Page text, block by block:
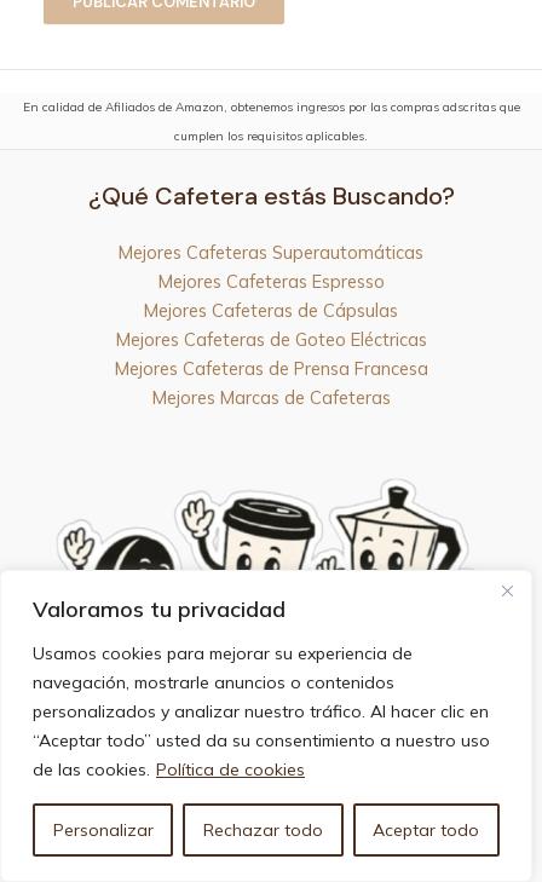
Valoramos tu privacidad
Usamos cookies para mejorar su experiencia de
navegación, mostrarle anuncios o contenidos
personalizados y analizar nuestro tráfico. Al hacer clic en
“Aceptar todo” usted da su consentimiento a nuestro uso
de las cookies. Política de cookies
Personalizar Rechazar todo Aceptar todo
En calidad de Afiliados de Amazon, obtenemos ingresos por las compras adscritas que
cumplen los requisitos aplicables.
¿Qué Cafetera estás Buscando?
Mejores Cafeteras Superautomáticas
Mejores Cafeteras Espresso
Mejores Cafeteras de Cápsulas
Mejores Cafeteras de Goteo Eléctricas
Mejores Cafeteras de Prensa Francesa
Mejores Marcas de Cafeteras
Más Información
Nuestro Blog